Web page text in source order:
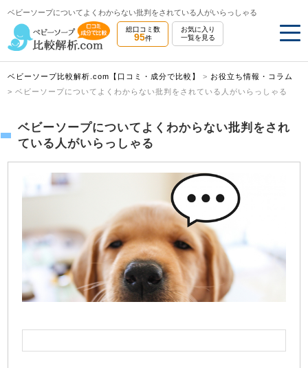
ベビーソープについてよくわからない批判をされている人がいらっしゃる
総口コミ数
95件
お気に入り
一覧を見る
ベビーソープ比較解析.com【口コミ・成分で比較】 > お役立ち情報・コラム
>ベビーソープについてよくわからない批判をされている人がいらっしゃる
ベビーソープについてよくわからない批判をされ
ている人がいらっしゃる